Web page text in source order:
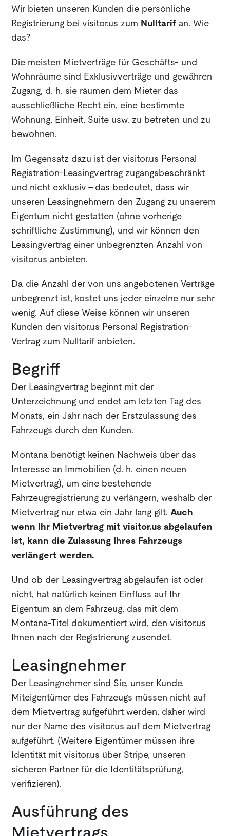
Wir bieten unseren Kunden die persönliche
Registrierung bei visitor.us zum Nulltarif an. Wie
das?
Die meisten Mietverträge für Geschäfts- und
Wohnräume sind Exklusivverträge und gewähren
Zugang, d. h. sie räumen dem Mieter das
ausschließliche Recht ein, eine bestimmte
Wohnung, Einheit, Suite usw. zu betreten und zu
bewohnen.
Im Gegensatz dazu ist der visitor.us Personal
Registration-Leasingvertrag zugangsbeschränkt
und nicht exklusiv - das bedeutet, dass wir
unseren Leasingnehmern den Zugang zu unserem
Eigentum nicht gestatten (ohne vorherige
schriftliche Zustimmung), und wir können den
Leasingvertrag einer unbegrenzten Anzahl von
visitor.us anbieten.
Da die Anzahl der von uns angebotenen Verträge
unbegrenzt ist, kostet uns jeder einzelne nur sehr
wenig. Auf diese Weise können wir unseren
Kunden den visitor.us Personal Registration-
Vertrag zum Nulltarif anbieten.
Begriff
Der Leasingvertrag beginnt mit der
Unterzeichnung und endet am letzten Tag des
Monats, ein Jahr nach der Erstzulassung des
Fahrzeugs durch den Kunden.
Montana benötigt keinen Nachweis über das
Interesse an Immobilien (d. h. einen neuen
Mietvertrag), um eine bestehende
Fahrzeugregistrierung zu verlängern, weshalb der
Mietvertrag nur etwa ein Jahr lang gilt.Auch
wenn Ihr Mietvertrag mit visitor.us abgelaufen
ist, kann die Zulassung Ihres Fahrzeugs
verlängert werden.
Und ob der Leasingvertrag abgelaufen ist oder
nicht, hat natürlich keinen Einfluss auf Ihr
Eigentum an dem Fahrzeug, das mit dem
Montana-Titel dokumentiert wird, den visitor.us
Ihnen nach der Registrierung zusendet.
Leasingnehmer
Der Leasingnehmer sind Sie, unser Kunde.
Miteigentümer des Fahrzeugs müssen nicht auf
dem Mietvertrag aufgeführt werden, daher wird
nur der Name des visitor.us auf dem Mietvertrag
aufgeführt. (Weitere Eigentümer müssen ihre
Identität mit visitor.us über Stripe, unseren
sicheren Partner für die Identitätsprüfung,
verifizieren).
Ausführung des